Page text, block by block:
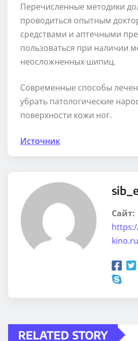
Перечисленные методики
проводиться опытным
средствами и аптечными
пользоваться при наличии
неосложненных шипиц.
Современные способы
убрать патологические
поверхности кожи ног.
Источник
Сайт:
kino.ru
RELATED STORY